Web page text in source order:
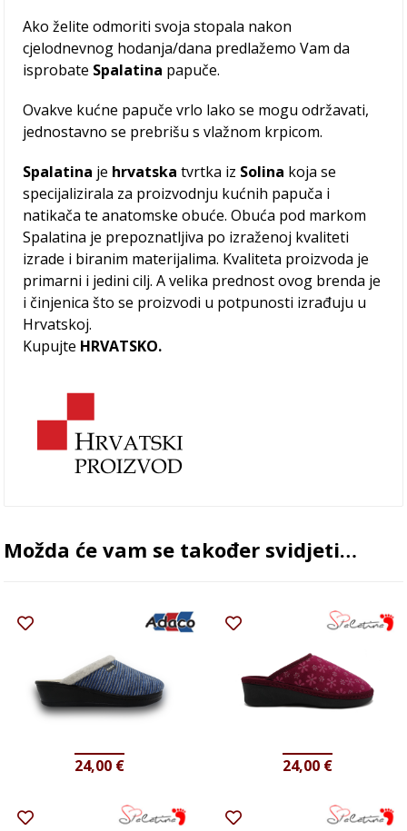
Ako želite odmoriti svoja stopala nakon
cjelodnevnog hodanja/dana predlažemo Vam da
isprobate Spalatina papuče.
Ovakve kućne papuče vrlo lako se mogu održavati,
jednostavno se prebrišu s vlažnom krpicom.
Spalatina je hrvatska tvrtka iz Solina koja se
specijalizirala za proizvodnju kućnih papuča i
natikača te anatomske obuće. Obuća pod markom
Spalatina je prepoznatljiva po izraženoj kvaliteti
izrade i biranim materijalima. Kvaliteta proizvoda je
primarni i jedini cilj. A velika prednost ovog brenda je
i činjenica što se proizvodi u potpunosti izrađuju u
Hrvatskoj.
Kupujte HRVATSKO.
Možda će vam se također svidjeti…
24,00 € 24,00 €